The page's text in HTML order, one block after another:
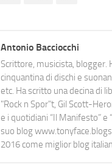
Antonio Bacciocchi
Scrittore, musicista, blogger.
cinquantina di dischi e
etc. Ha scritto una decina di
"Rock n Spor"t, Gil Scott-
e i quotidiani “Il Manifesto”
suo blog
2016 come miglior blog